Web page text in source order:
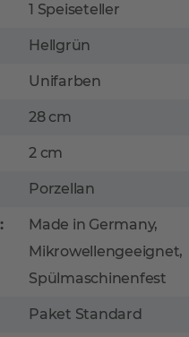
1 Speiseteller
Hellgrün
Unifarben
28 cm
2 cm
Porzellan
Made in Germany,
Mikrowellengeeignet,
Spülmaschinenfest
Paket Standard